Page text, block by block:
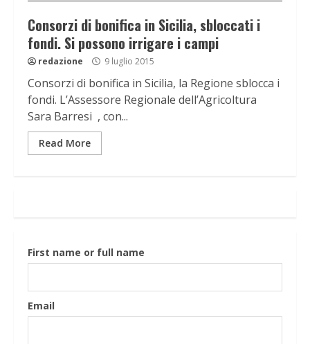
Consorzi di bonifica in Sicilia, sbloccati i
fondi. Si possono irrigare i campi
redazione 9 luglio 2015
Consorzi di bonifica in Sicilia, la Regione sblocca i
fondi. L’Assessore Regionale dell’Agricoltura
Sara Barresi , con...
Read More
First name or full name
Email